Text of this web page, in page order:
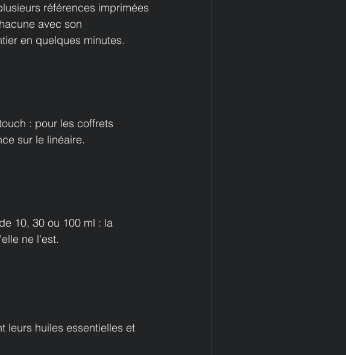
références imprimées
avec son
en quelques minutes.
: pour les coffrets
sur le linéaire.
10, 30 ou 100 ml : la
ne l'est.
leurs huiles essentielles et